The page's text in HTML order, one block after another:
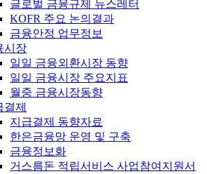
글로벌 금융규제 뉴스레터
KOFR 주요 논의결과
금융안정 업무정보
시장
일일 금융외환시장 동향
일일 금융시장 주요지표
월중 금융시장동향
결제
지급결제 동향자료
한은금융망 운영 및 구축
금융정보화
거스름돈 적립서비스 사업참여지원서